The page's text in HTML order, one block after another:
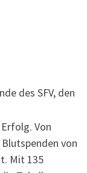
des SFV, den
Von
von
Mit 135